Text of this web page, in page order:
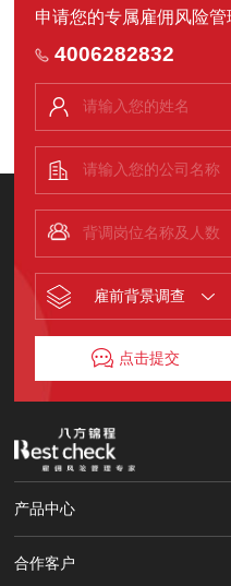
申请您的专属雇佣风险
4006282832
雇前背景调查
点击提交
产品中心
合作客户